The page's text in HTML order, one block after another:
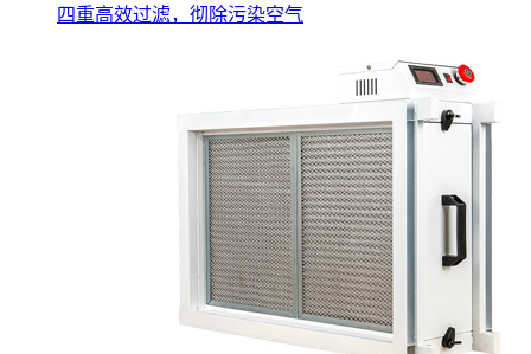
四重高效过滤，彻除污染空气